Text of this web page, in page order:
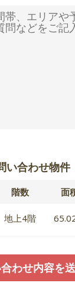
い合わせ物件
階数 面
地上4階
わせ内容を